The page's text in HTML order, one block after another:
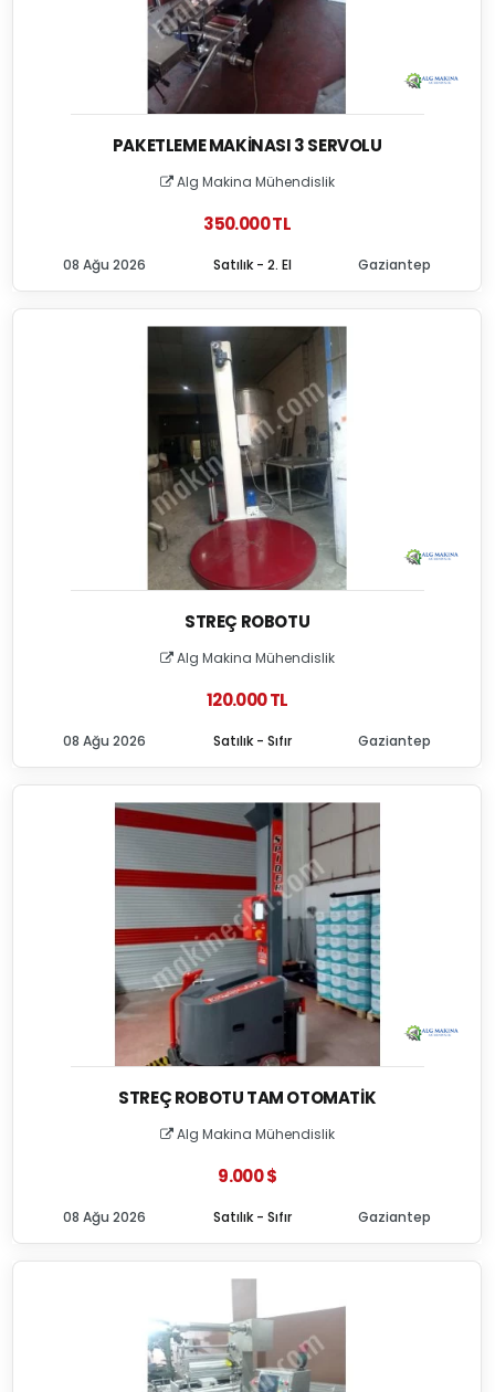
PAKETLEME MAKINASI 3 SERVOLU
Alg Makina Mühendislik
350.000 TL
Satılık - 2. El
08 Ağu 2026 Gaziantep
STREÇ ROBOTU
Alg Makina Mühendislik
120.000 TL
Satılık - Sıfır
08 Ağu 2026 Gaziantep
STREÇ ROBOTU TAM OTOMATIK
Alg Makina Mühendislik
9.000 $
Satılık - Sıfır
08 Ağu 2026 Gaziantep